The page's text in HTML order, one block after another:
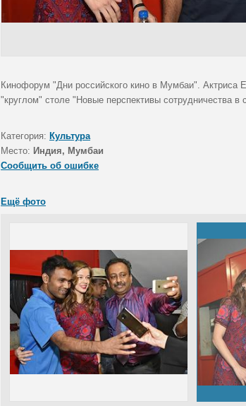
Кинофорум "Дни российского кино в Мумбаи". Актриса
"круглом" столе "Новые перспективы сотрудничества
Категория: Культура
Место: Индия, Мумбаи
Сообщить об ошибке
Ещё фото